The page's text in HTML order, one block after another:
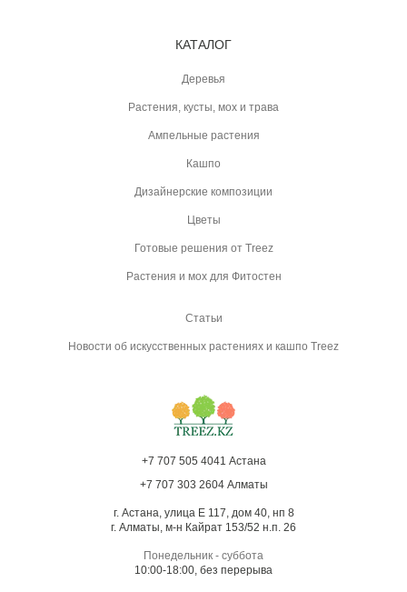
КАТАЛОГ
Деревья
Растения, кусты, мох и трава
Ампельные растения
Кашпо
Дизайнерские композиции
Цветы
Готовые решения от Treez
Растения и мох для Фитостен
Статьи
Новости об искусственных растениях и кашпо Treez
+7 707 505 4041 Астана
+7 707 303 2604 Алматы
г. Астана, улица Е 117, дом 40, нп 8
г. Алматы, м-н Кайрат 153/52 н.п. 26
Понедельник - суббота
10:00-18:00, без перерыва